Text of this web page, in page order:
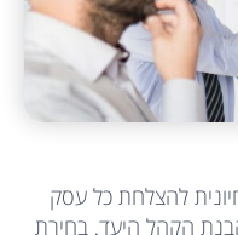
להצלחת כל עסק
הקהל היעד, בחירת